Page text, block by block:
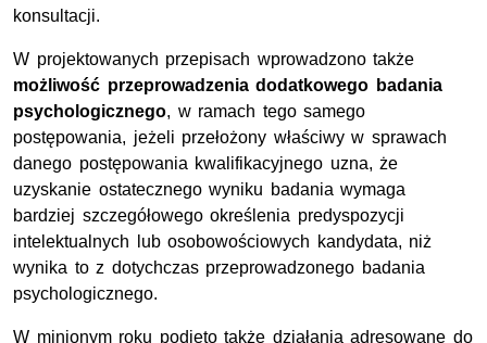
konsultacji.
W projektowanych przepisach wprowadzono także
możliwość przeprowadzenia dodatkowego badania
psychologicznego, w ramach tego samego
postępowania, jeżeli przełożony właściwy w sprawach
danego postępowania kwalifikacyjnego uzna, że
uzyskanie ostatecznego wyniku badania wymaga
bardziej szczegółowego określenia predyspozycji
intelektualnych lub osobowościowych kandydata, niż
wynika to z dotychczas przeprowadzonego badania
psychologicznego.
W minionym roku podjęto także działania adresowane do